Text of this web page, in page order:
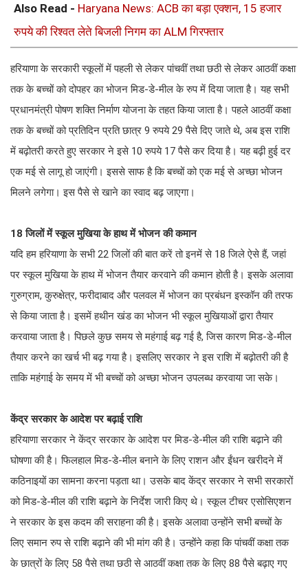
Also Read - Haryana News: ACB का बड़ा एक्शन, 15 हजार
रुपये की रिश्वत लेते बिजली निगम का ALM गिरफ्तार
हरियाणा के सरकारी स्कूलों में पहली से लेकर पांचवीं तथा छठी से लेकर आठवीं कक्षा
तक के बच्चों को दोपहर का भोजन मिड-डे-मील के रुप में दिया जाता है। यह सभी
प्रधानमंत्री पोषण श​क्ति निर्माण योजना के तहत ​किया जाता है। पहले आठवीं कक्षा
तक के बच्चों को प्रतिदिन प्रति छात्र 9 रुपये 29 पैसे दिए जाते थे, अब इस रा​शि
में बढ़ोतरी करते हुए सरकार ने इसे 10 रुपये 17 पैसे कर दिया है। यह बढ़ी हुई दर
एक मई से लागू हो जाएंगी। इससे साफ है कि बच्चों को एक मई से अच्छा भोजन
मिलने लगेगा। इस पैसे से खाने का स्वाद बढ़ जाएगा।
18 जिलों में स्कूल मु​खिया के हाथ में भोजन की कमान
यदि हम हरियाणा के सभी 22 जिलों की बात करें तो इनमें से 18 जिले ऐसे हैं, जहां
पर स्कूल मु​खिया के हाथ में भोजन तैयार करवाने की कमान होती है। इसके अलावा
गुरुग्राम, कुरुक्षेत्र, फरीदाबाद और पलवल में भोजन का प्रबंधन इस्कॉन की तरफ
से किया जाता है। इसमें हथीन खंड का भोजन भी स्कूल मु​खियाओं द्वारा तैयार
करवाया जाता है। पिछले कुछ समय से महंगाई बढ़ गई है, जिस कारण मिड-डे-मील
तैयार करने का खर्च भी बढ़ गया है। इसलिए सरकार ने इस रा​शि में बढ़ोतरी की है
ताकि महंगाई के समय में भी बच्चों को अच्छा भोजन उपलब्ध करवाया जा सके।
केंद्र सरकार के आदेश पर बढ़ाई रा​शि
हरियाणा सरकार ने केंद्र सरकार के आदेश पर मिड-डे-मील की रा​शि बढ़ाने की
घोषणा की है। फिलहाल मिड-डे-मील बनाने के लिए राशन और ईंधन खरीदने में
कठिनाइयों का सामना करना पड़ता था। उसके बाद केंद्र सरकार ने सभी सरकारों
को मिड-डे-मील की रा​शि बढ़ाने के निर्देश जारी किए थे। स्कूल टीचर एसोसिएशन
ने सरकार के इस कदम की सराहना की है। इसके अलावा उन्होंने सभी बच्चों के
लिए समान रुप से रा​​शि बढ़ाने की भी मांग की है। उन्होंने कहा कि पांचवीं कक्षा तक
के छात्रों के लिए 58 पैसे तथा छठी से आठवीं कक्षा तक के लिए 88 पैसे बढ़ाए गए